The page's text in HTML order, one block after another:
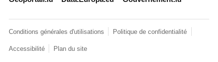
Conditions générales d'utilisations Politique de confidentialité
Accessibilité Plan du site